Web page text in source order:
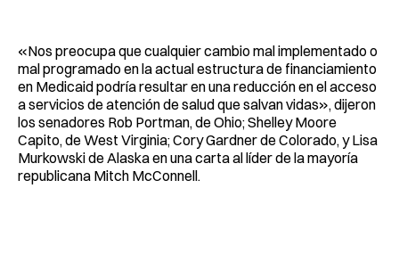
«Nos preocupa que cualquier cambio mal implementado o
mal programado en la actual estructura de financiamiento
en Medicaid podría resultar en una reducción en el acceso
a servicios de atención de salud que salvan vidas», dijeron
los senadores Rob Portman, de Ohio; Shelley Moore
Capito, de West Virginia; Cory Gardner de Colorado, y Lisa
Murkowski de Alaska en una carta al líder de la mayoría
republicana Mitch McConnell.